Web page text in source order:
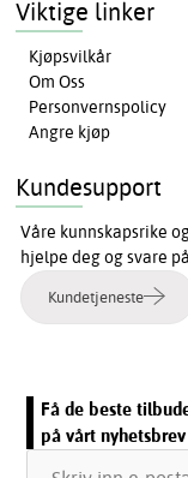
Viktige linker
Kjøpsvilkår
Om Oss
Personvernspolicy
Angre kjøp
Kundesupport
Våre kunnskapsrike
hjelpe deg og svare
Kundetjeneste
Få de beste
på vårt